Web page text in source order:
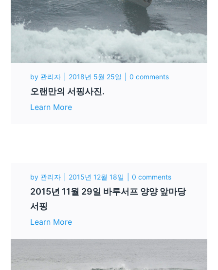
by 관리자 2018년 5월 25일 0 comments
오랜만의 서핑사진.
Learn More
by 관리자 2015년 12월 18일 0 comments
2015년 11월 29일 바루서프 양양 앞마당
서핑
Learn More